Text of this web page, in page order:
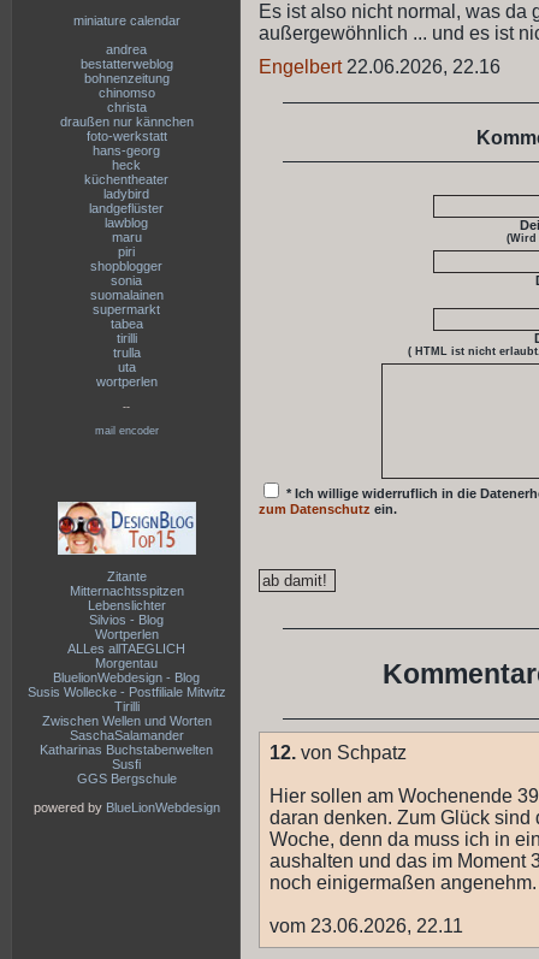
miniature calendar
andrea
bestatterweblog
bohnenzeitung
chinomso
christa
draußen nur kännchen
foto-werkstatt
hans-georg
heck
küchentheater
ladybird
landgeflüster
lawblog
maru
piri
shopblogger
sonia
suomalainen
supermarkt
tabea
tirilli
trulla
uta
wortperlen
--
mail encoder
Zitante
Mitternachtsspitzen
Lebenslichter
Silvios - Blog
Wortperlen
ALLes allTAEGLICH
Morgentau
BluelionWebdesign - Blog
Susis Wollecke - Postfiliale Mitwitz
Tirilli
Zwischen Wellen und Worten
SaschaSalamander
Katharinas Buchstabenwelten
Susfi
GGS Bergschule
powered by BlueLionWebdesign
Es ist also nicht normal, was da
außergewöhnlich ... und es ist
Engelbert22.06.2026, 22.16
(Wird
( HTML ist nicht
* Ich willige widerruflich in die
zum Datenschutz ein.
12. von Schpatz
Hier sollen am Wochenende
daran denken. Zum Glück sind
Woche, denn da muss ich in
aushalten und das im Moment
noch einigermaßen angenehm.
vom 23.06.2026, 22.11